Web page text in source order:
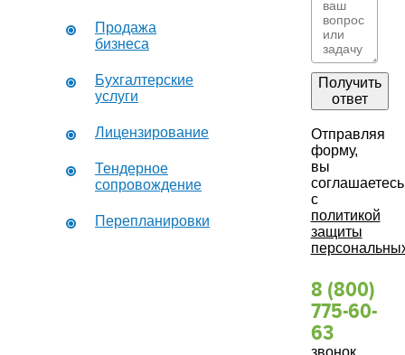
Продажа
бизнеса
Бухгалтерские
услуги
Лицензирование
Тендерное
сопровождение
Перепланировки
Получить
ответ
Отправляя
форму,
вы
соглашаетесь
с
политикой
защиты
8 (800)
775-60-
63